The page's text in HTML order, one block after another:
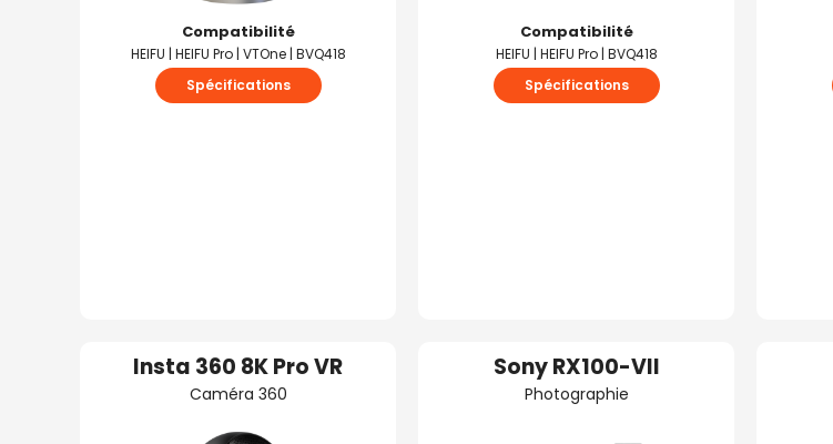
Compatibilité
HEIFU | HEIFU Pro | VTOne | BVQ418
Spécifications
Compatibilité
HEIFU | HEIFU Pro | BVQ418
Spécifications
Insta 360 8K Pro VR
Caméra 360
Sony RX100-VII
Photographie